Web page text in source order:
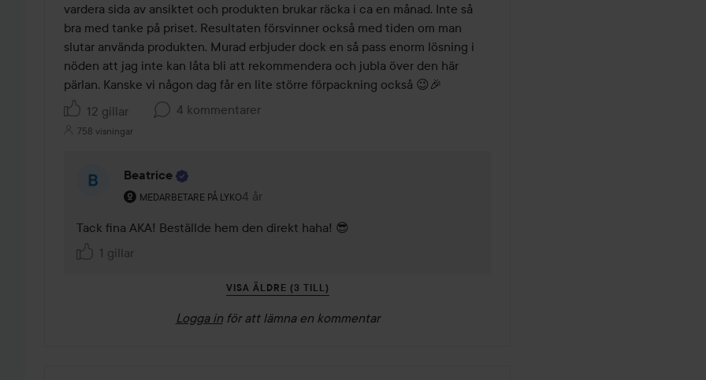
vardera sida av ansiktet och produkten brukar räcka i ca en månad. Inte så
bra med tanke på priset. Resultaten försvinner också med tiden om man
slutar använda produkten. Murad erbjuder dock en så pass enorm lösning i
nöden att jag inte kan låta bli att rekommendera och jubla över den här
pärlan. Kanske vi någon dag får en lite större förpackning också 😉🎉
12 gillar
4 kommentarer
758 visningar
Beatrice
MEDARBETARE PÅ LYKO
Användarens roll: Medarbetare på Lyko.
4 år
Kommentaren lades 4 år
Tack fina AKA! Beställde hem den direkt haha! 😎
1 gillar
VISA ÄLDRE (3 TILL)
Logga in för att lämna en kommentar